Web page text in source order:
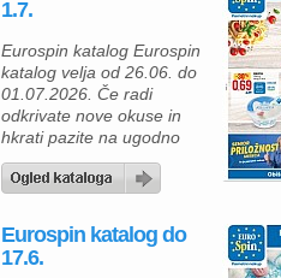
in napolnite svojo shrambo
ter hladilnik z izdelki, ki jih
boste z veseljem
uporabljali pri pripravi
okusnih obrokov. Za
pripravo testeninskih jedi
[…]
1.7.
Eurospin katalog Eurospin
katalog velja od 26.06. do
01.07.2026. Če radi
odkrivate nove okuse in
hkrati pazite na ugodno
porabo, vas bo aktualna
ponudba Eurospina
katalogu vas čakajo
številni italijanski izdelki, s
katerimi lahko pripravite
Eurospin katalog do
17.6.